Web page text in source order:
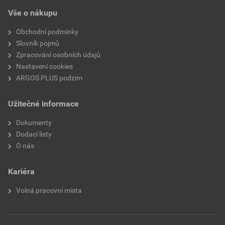
Vše o nákupu
Obchodní podmínky
Slovník pojmů
Zpracování osobních údajů
Nastavení cookies
ARGOS PLUS podzim
Užitečné informace
Dokumenty
Dodací listy
O nás
Kariéra
Volná pracovní místa